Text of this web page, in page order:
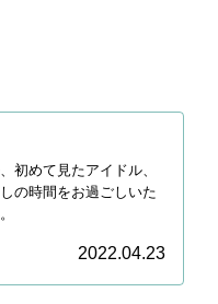
初めて見たアイドル、
の時間をお過ごしいた
2022.04.23